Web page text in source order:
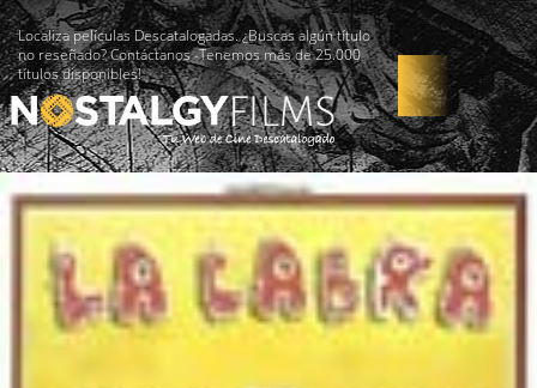
Localiza películas Descatalogadas. ¿Buscas algún título
no reseñado? Contáctanos -Tenemos más de 25.000
títulos disponibles!